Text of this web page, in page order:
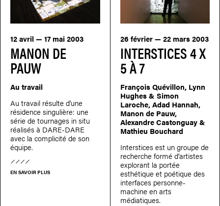
MANON DE
PAUW
12 avril — 17 mai 2003
Au travail
Au travail résulte d'une
résidence singulière: une
série de tournages in situ
réalisés à DARE-DARE
avec la complicité de son
équipe.
EN SAVOIR PLUS
INTERSTICES 4 X
5 À 7
26 février — 22 mars 2003
François Quévillon, Lynn
Hughes & Simon
Laroche, Adad Hannah,
Manon de Pauw,
Alexandre Castonguay &
Mathieu Bouchard
Interstices est un groupe de
recherche formé d'artistes
explorant la portée
esthétique et poétique des
interfaces personne-
machine en arts
médiatiques.